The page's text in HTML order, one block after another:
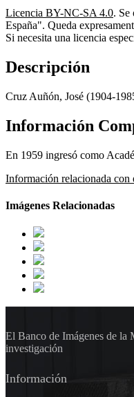
Licencia BY-NC-SA 4.0. Se
España". Queda
Si necesita una licencia
Descripción
Cruz Auñón, José (1904-
Información
En 1959 ingresó como
Información relacionada
Imágenes Relacionadas
El Banco de Imágenes de la
investigación
Información